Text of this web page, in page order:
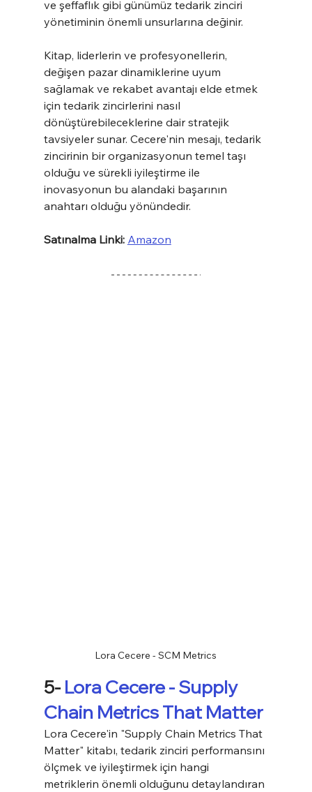
ve şeffaflık gibi günümüz tedarik zinciri
yönetiminin önemli unsurlarına değinir.
Kitap, liderlerin ve profesyonellerin,
değişen pazar dinamiklerine uyum
sağlamak ve rekabet avantajı elde etmek
için tedarik zincirlerini nasıl
dönüştürebileceklerine dair stratejik
tavsiyeler sunar. Cecere'nin mesajı, tedarik
zincirinin bir organizasyonun temel taşı
olduğu ve sürekli iyileştirme ile
inovasyonun bu alandaki başarının
anahtarı olduğu yönündedir.
Satınalma Linki: Amazon
Lora Cecere - SCM Metrics
5- Lora Cecere - Supply
Chain Metrics That Matter
Lora Cecere'in "Supply Chain Metrics That
Matter" kitabı, tedarik zinciri performansını
ölçmek ve iyileştirmek için hangi
metriklerin önemli olduğunu detaylandıran